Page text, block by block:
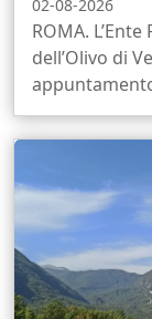
02-08-2026
ROMA.
dell’Olivo di